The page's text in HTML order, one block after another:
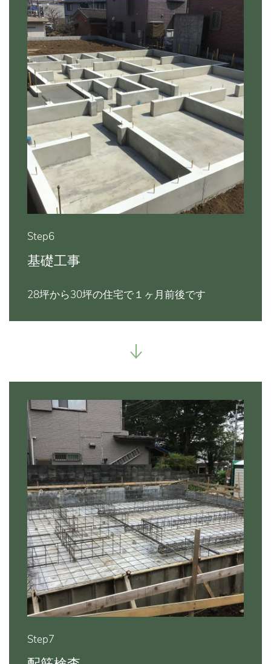
Step6
基礎工事
28坪から30坪の住宅で１ヶ月前後です
Step7